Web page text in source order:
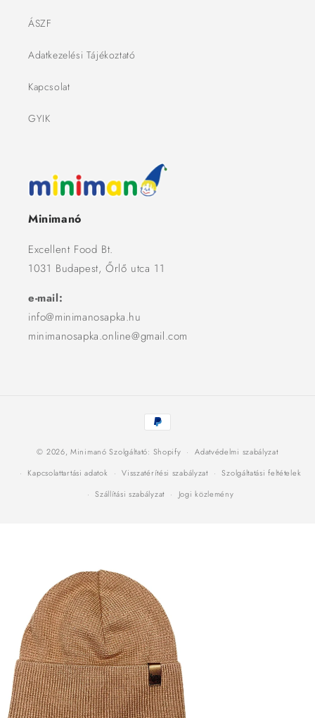
ÁSZF
Adatkezelési Tájékoztató
Kapcsolat
GYIK
Minimanó
Excellent Food Bt.
1031 Budapest, Őrlő utca 11
e-mail:
info@minimanosapka.hu
minimanosapka.online@gmail.com
Fizetési
módok
© 2026,Minimanó Szolgáltató: Shopify
Adatvédelmi szabályzat
Kapcsolattartási adatok
Visszatérítési szabályzat
Szolgáltatási feltételek
Szállítási szabályzat
Jogi közlemény